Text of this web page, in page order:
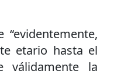
etario hasta el
válidamente la